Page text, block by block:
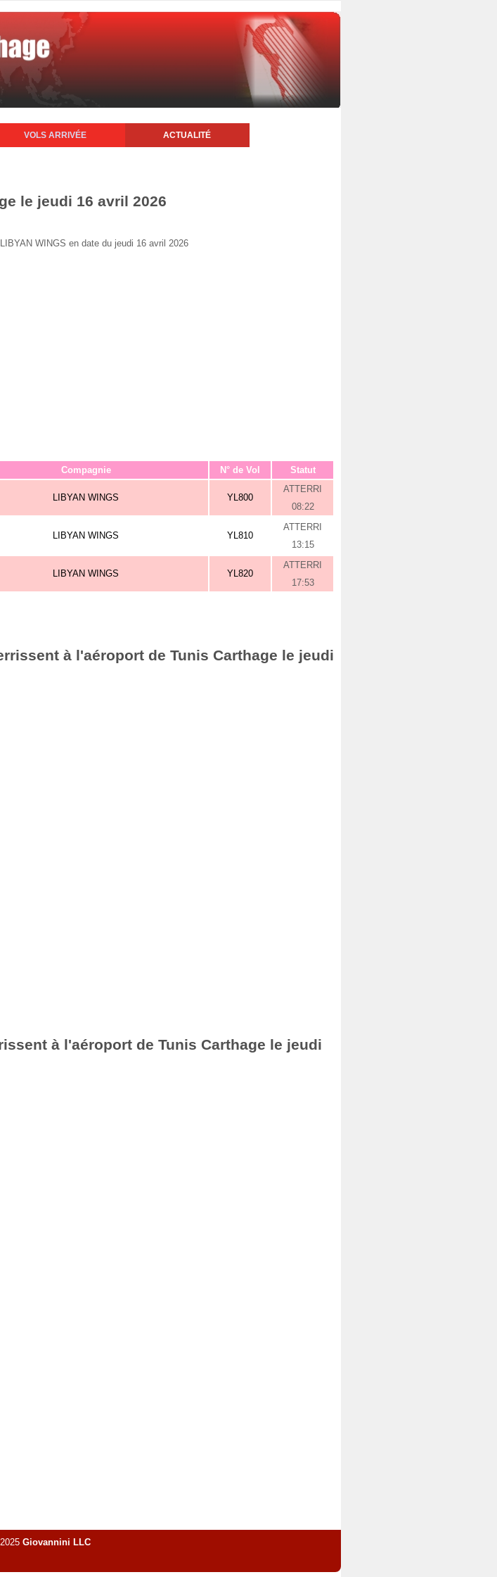
VOLS ARRIVÉE ACTUALITÉ
le jeudi 16 avril 2026
WINGS en date du jeudi 16 avril 2026
Compagnie N° de Vol Statut
LIBYAN WINGS YL800
ATTERRI
08:22
LIBYAN WINGS YL810
ATTERRI
13:15
LIBYAN WINGS YL820
ATTERRI
17:53
à l'aéroport de Tunis Carthage le jeudi
à l'aéroport de Tunis Carthage le jeudi
Giovannini LLC